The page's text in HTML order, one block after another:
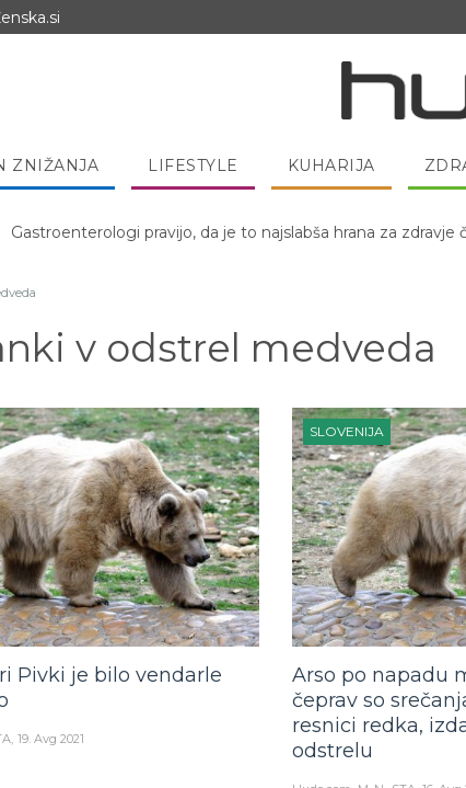
ZNIŽANJA LIFESTYLE KUHARIJA
Hibernacijska dieta: Zakaj je pred spanjem dobro pojesti
v odstrel medveda
Pivki je bilo vendarle
19. Avg 2021
SLOVENIJA
Arso po napadu
čeprav so
resnici redka,
odstrelu